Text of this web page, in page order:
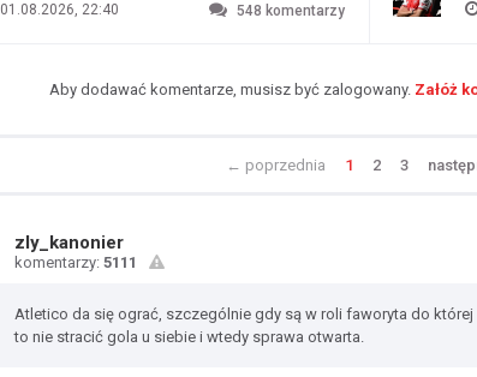
01.08.2026, 22:40 548 komentarzy
Aby dodawać komentarze, musisz być zalogowany. Załóż
← poprzednia 1 2 3
zly_kanonier
komentarzy: 5111
Atletico da się ograć, szczególnie gdy są w roli faworyta do
to nie stracić gola u siebie i wtedy sprawa otwarta.